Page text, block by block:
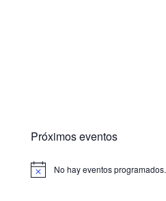
Próximos eventos
No hay eventos programados.